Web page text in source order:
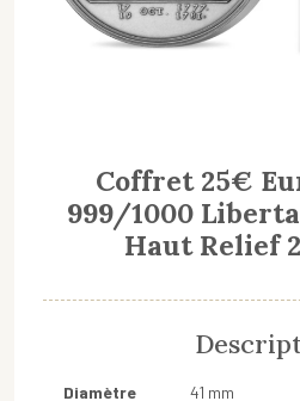
Coffret 25€
999/1000
Haut Relief
Diamètre
41 mm